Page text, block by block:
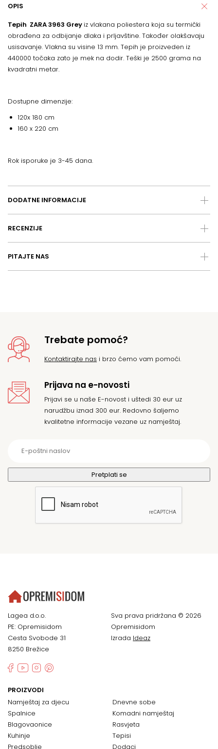
OPIS
Tepih ZARA 3963 Grey iz vlakana poliestera koja su termički
obrađena za odbijanje dlaka i prljavštine. Također olakšavaju
usisavanje. Vlakna su visine 13 mm. Tepih je proizveden iz
440000 točaka zato je mek na dodir. Teški je 2500 grama na
kvadratni metar.
Dostupne dimenzije:
120x 180 cm
160 x 220 cm
Rok isporuke je 3-45 dana.
DODATNE INFORMACIJE
RECENZIJE
PITAJTE NAS
Trebate pomoć?
Kontaktirajte nas i brzo ćemo vam pomoći.
Prijava na e-novosti
Prijavi se u naše E-novost i uštedi 30 eur uz
narudžbu iznad 300 eur. Redovno šaljemo
kvalitetne informacije vezane uz namještaj.
Lagea d.o.o.
PE: Opremisidom
Cesta Svobode 31
8250 Brežice
Sva prava pridržana © 2026
Opremisidom
Izrada Ideaz
PROIZVODI
Namještaj za djecu
Spalnice
Blagovaonice
Kuhinje
Predsoblje
Dnevne sobe
Komadni namještaj
Rasvjeta
Tepisi
Dodaci